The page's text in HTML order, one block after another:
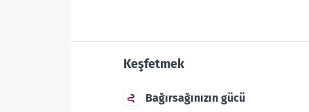
Keşfetmek
Bağırsağınızın gücü